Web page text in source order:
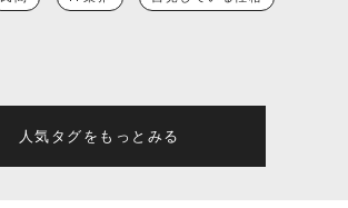
人気タグをもっとみる